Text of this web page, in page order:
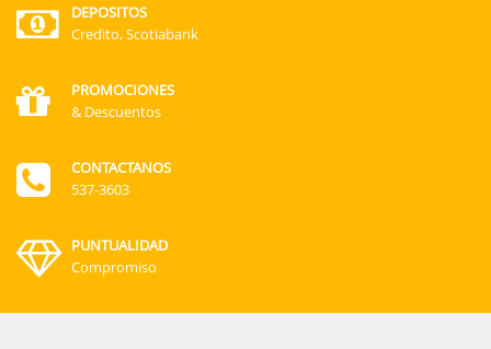
DEPOSITOS
Credito, Scotiabank
PROMOCIONES
& Descuentos
CONTACTANOS
537-3603
PUNTUALIDAD
Compromiso